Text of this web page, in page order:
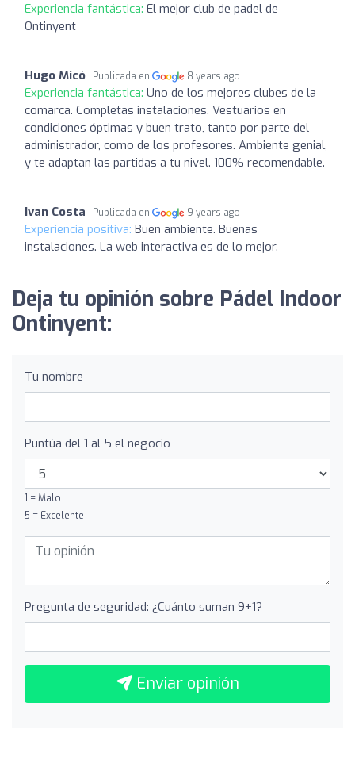
Experiencia fantástica: El mejor club de padel de
Ontinyent
Hugo Micó Publicada en 8 years ago
Experiencia fantástica: Uno de los mejores clubes de la
comarca. Completas instalaciones. Vestuarios en
condiciones óptimas y buen trato, tanto por parte del
administrador, como de los profesores. Ambiente genial,
y te adaptan las partidas a tu nivel. 100% recomendable.
Ivan Costa Publicada en 9 years ago
Experiencia positiva: Buen ambiente. Buenas
instalaciones. La web interactiva es de lo mejor.
Deja tu opinión sobre Pádel Indoor
Ontinyent:
Tu nombre
Puntúa del 1 al 5 el negocio
1 = Malo
5 = Excelente
Pregunta de seguridad: ¿Cuánto suman 9+1?
Enviar opinión